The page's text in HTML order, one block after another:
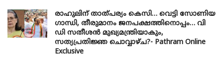
രാഹുലിന് താത്പര്യം കെസി… വെട്ടി സോണിയ
​ഗാന്ധി, തീരുമാനം ജനപക്ഷത്തിനൊപ്പം… വി
ഡി സതീശൻ മുഖ്യമന്ത്രിയാകും,
സത്യപ്രതിജ്ഞ ചൊവ്വാഴ്ച?- Pathram Online
Exclusive